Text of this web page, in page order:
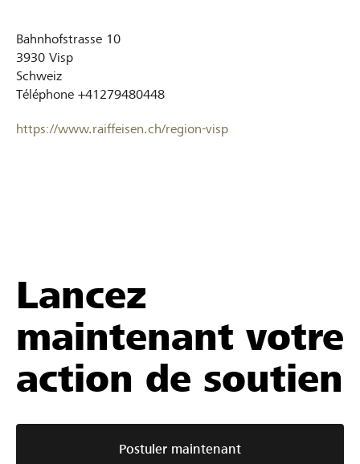
Bahnhofstrasse 10
3930 Visp
Schweiz
Téléphone +41279480448
https://www.raiffeisen.ch/region-visp
Lancez
maintenant votre
action de soutien
Postuler maintenant